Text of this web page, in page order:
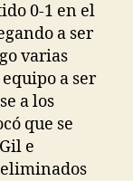
0-1 en el
a ser
varias
a ser
a los
que se
e